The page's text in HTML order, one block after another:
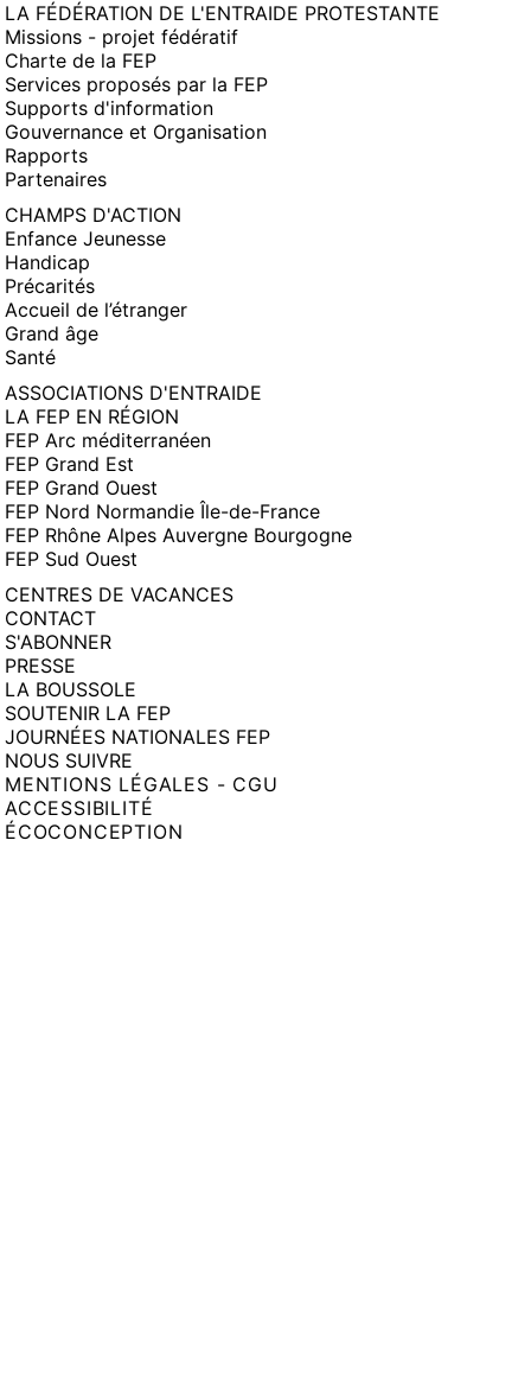
LA FÉDÉRATION DE L'ENTRAIDE PROTESTANTE
Missions - projet fédératif
Charte de la FEP
Services proposés par la FEP
Supports d'information
Gouvernance et Organisation
Rapports
Partenaires
CHAMPS D'ACTION
Enfance Jeunesse
Handicap
Précarités
Accueil de l’étranger
Grand âge
Santé
ASSOCIATIONS D'ENTRAIDE
LA FEP EN RÉGION
FEP Arc méditerranéen
FEP Grand Est
FEP Grand Ouest
FEP Nord Normandie Île-de-France
FEP Rhône Alpes Auvergne Bourgogne
FEP Sud Ouest
CENTRES DE VACANCES
CONTACT
S'ABONNER
PRESSE
LA BOUSSOLE
SOUTENIR LA FEP
JOURNÉES NATIONALES FEP
NOUS SUIVRE
MENTIONS LÉGALES - CGU
ACCESSIBILITÉ
ÉCOCONCEPTION